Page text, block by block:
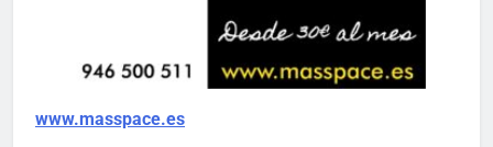
www.masspace.es